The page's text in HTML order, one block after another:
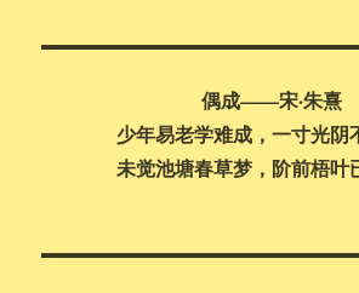
偶成——宋·朱熹
少年易老学难成，一寸光阴
未觉池塘春草梦，阶前梧叶